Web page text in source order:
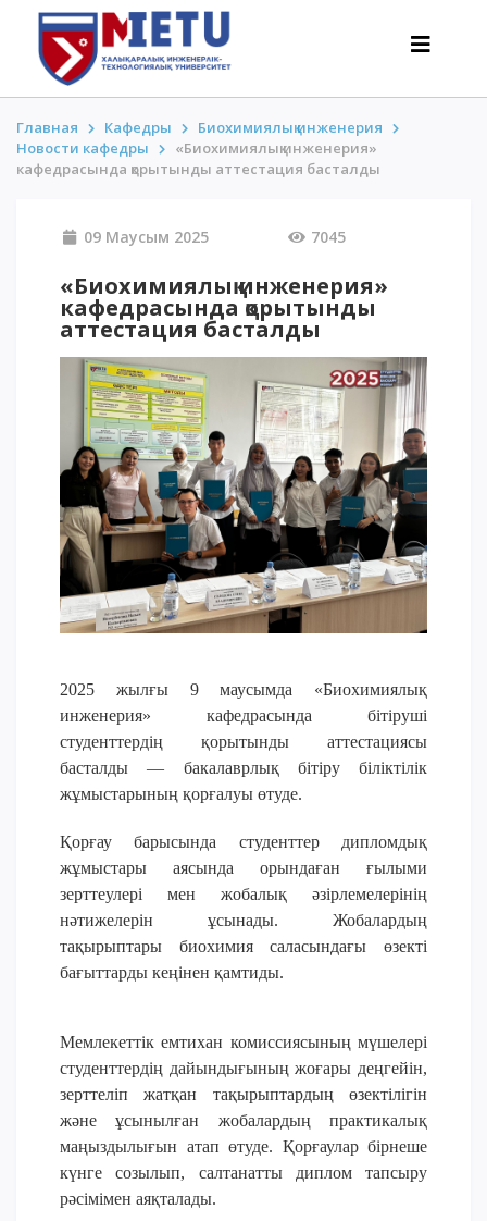
ТАЛАПКЕРЛЕР
Оқуға түсу сценарийлері-2026
Гранттар
АнтиОлимпиада
Жеңілдіктер
50 баллдан төмен / ҰБТ-сыз
ҚЫЗЫҚТЫ
Үндеу сөздері
АССА халықаралық бағдарламасы
Жатақхана және тұрғылықты мекен
Кампусқа саяхат
БІЛІМ БЕРУ БАҒДАРЛАМАЛАРЫ
Магистратура
Докторантура
Екінші жоғары білім
Қашықтықтан оқыту технологиялары
Главная Кафедры
Биохимиялық инженерия
Новости кафедры
«Биохимиялық инженерия»
кафедрасында қорытынды аттестация басталды
09 Маусым 2025 7045
«Биохимиялық инженерия»
кафедрасында қорытынды
аттестация басталды
2025 жылғы 9 маусымда «Биохимиялық
инженерия» кафедрасында бітіруші
студенттердің қорытынды аттестациясы
басталды — бакалаврлық бітіру біліктілік
жұмыстарының қорғалуы өтуде.
Қорғау барысында студенттер дипломдық
жұмыстары аясында орындаған ғылыми
зерттеулері мен жобалық әзірлемелерінің
нәтижелерін ұсынады. Жобалардың
тақырыптары биохимия саласындағы өзекті
бағыттарды кеңінен қамтиды.
Мемлекеттік емтихан комиссиясының мүшелері
студенттердің дайындығының жоғары деңгейін,
зерттеліп жатқан тақырыптардың өзектілігін
және ұсынылған жобалардың практикалық
маңыздылығын атап өтуде. Қорғаулар бірнеше
күнге
созылып, салтанатты диплом
тапсыру
рәсімімен аяқталады.